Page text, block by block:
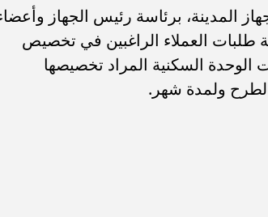
المدينة، برئاسة رئيس الجهاز
طلبات العملاء الراغبين في تخصيص
الوحدة السكنية المراد تخصيصها
ولمدة شهر.